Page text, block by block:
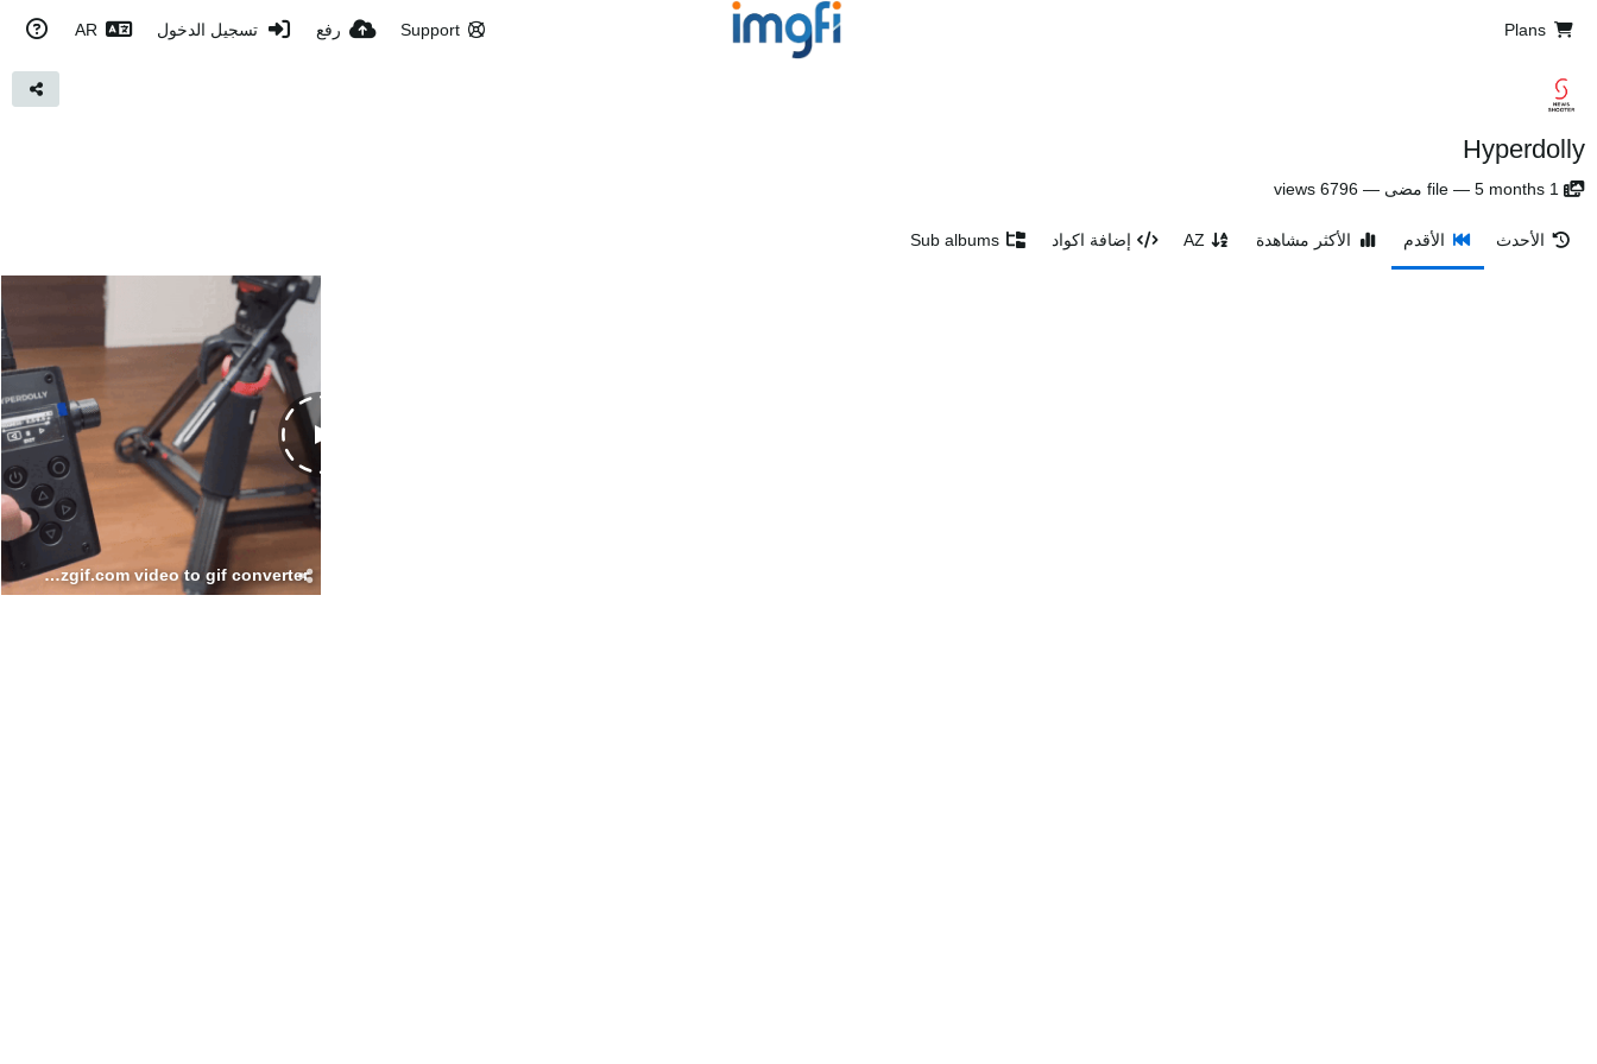
Plans
Support رفع تسجيل الدخول AR
Hyperdolly
1
file — 5 months مضى —
6796 views
الأحدث الأقدم الأكثر مشاهدة AZ إضافة اكواد Sub albums
HyperdollyOpeartion ezgif.com video to gif converter